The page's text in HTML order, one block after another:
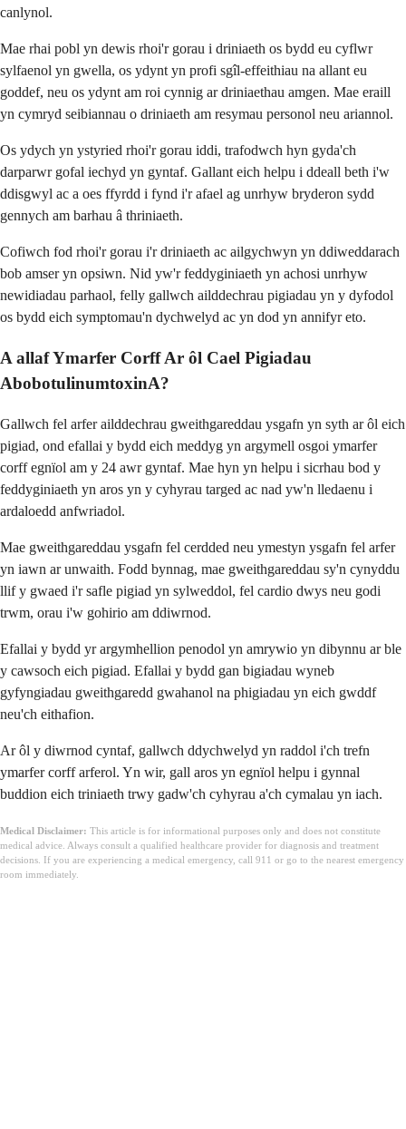
canlynol.
Mae rhai pobl yn dewis rhoi'r gorau i driniaeth os bydd eu cyflwr
sylfaenol yn gwella, os ydynt yn profi sgîl-effeithiau na allant eu
goddef, neu os ydynt am roi cynnig ar driniaethau amgen. Mae eraill
yn cymryd seibiannau o driniaeth am resymau personol neu ariannol.
Os ydych yn ystyried rhoi'r gorau iddi, trafodwch hyn gyda'ch
darparwr gofal iechyd yn gyntaf. Gallant eich helpu i ddeall beth i'w
ddisgwyl ac a oes ffyrdd i fynd i'r afael ag unrhyw bryderon sydd
gennych am barhau â thriniaeth.
Cofiwch fod rhoi'r gorau i'r driniaeth ac ailgychwyn yn ddiweddarach
bob amser yn opsiwn. Nid yw'r feddyginiaeth yn achosi unrhyw
newidiadau parhaol, felly gallwch ailddechrau pigiadau yn y dyfodol
os bydd eich symptomau'n dychwelyd ac yn dod yn annifyr eto.
A allaf Ymarfer Corff Ar ôl Cael Pigiadau
AbobotulinumtoxinA?
Gallwch fel arfer ailddechrau gweithgareddau ysgafn yn syth ar ôl eich
pigiad, ond efallai y bydd eich meddyg yn argymell osgoi ymarfer
corff egnïol am y 24 awr gyntaf. Mae hyn yn helpu i sicrhau bod y
feddyginiaeth yn aros yn y cyhyrau targed ac nad yw'n lledaenu i
ardaloedd anfwriadol.
Mae gweithgareddau ysgafn fel cerdded neu ymestyn ysgafn fel arfer
yn iawn ar unwaith. Fodd bynnag, mae gweithgareddau sy'n cynyddu
llif y gwaed i'r safle pigiad yn sylweddol, fel cardio dwys neu godi
trwm, orau i'w gohirio am ddiwrnod.
Efallai y bydd yr argymhellion penodol yn amrywio yn dibynnu ar ble
y cawsoch eich pigiad. Efallai y bydd gan bigiadau wyneb
gyfyngiadau gweithgaredd gwahanol na phigiadau yn eich gwddf
neu'ch eithafion.
Ar ôl y diwrnod cyntaf, gallwch ddychwelyd yn raddol i'ch trefn
ymarfer corff arferol. Yn wir, gall aros yn egnïol helpu i gynnal
buddion eich triniaeth trwy gadw'ch cyhyrau a'ch cymalau yn iach.
Medical Disclaimer: This article is for informational purposes only and does not constitute
medical advice. Always consult a qualified healthcare provider for diagnosis and treatment
decisions. If you are experiencing a medical emergency, call 911 or go to the nearest emergency
room immediately.